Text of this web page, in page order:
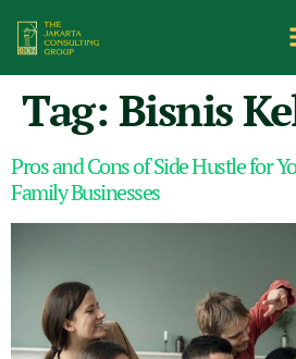
Tag: Bisnis
Pros and Cons of Side Hustle for
Family Businesses